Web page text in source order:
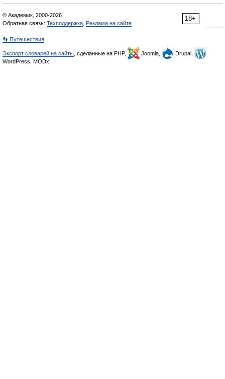
18+
© Академик, 2000-2026
Обратная связь: Техподдержка Реклама на сайте
👣 Путешествия
Экспорт словарей на сайты , сделанные на PHP, Joomla,
Drupal,
WordPress, MODx.